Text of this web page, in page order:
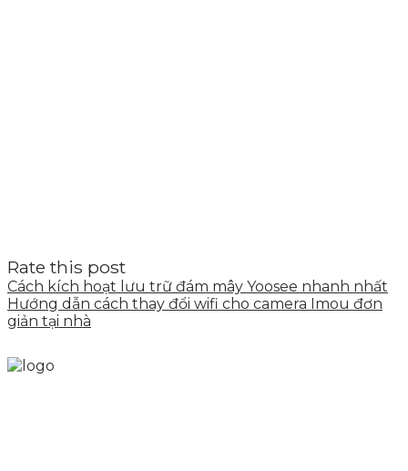
Rate this post
Cách kích hoạt lưu trữ đám mây Yoosee nhanh nhất
Hướng dẫn cách thay đổi wifi cho camera Imou đơn
giản tại nhà